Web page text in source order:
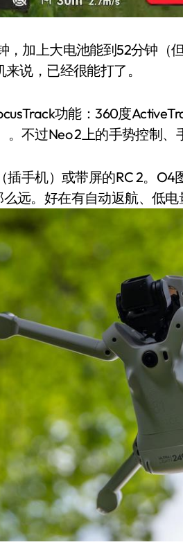
，加上大电池能到52分钟（
说，已经很能打了。
功能：360度
不过Neo 2上的手势控制、
手机）或带屏的RC 2。O4
远。好在有自动返航、低电